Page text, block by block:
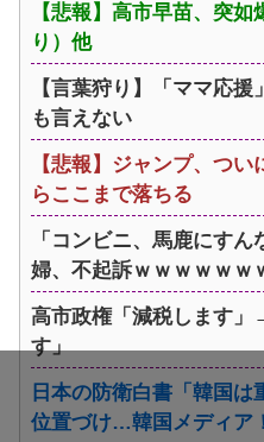
【悲報】高市早苗、突
り）他
【言葉狩り】「ママ応
も言えない
【悲報】ジャンプ、つ
らここまで落ちる
「コンビニ、馬鹿にす
婦、不起訴ｗｗｗｗｗｗ
高市政権「減税します
す」
日本の防衛白書「韓国
位置づけ…韓国メディア！